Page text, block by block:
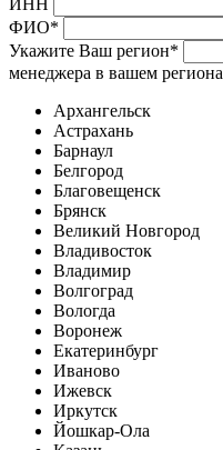
ФИО*
Укажите Ваш регион*
менеджера в вашем региона
Архангельск
Астрахань
Барнаул
Белгород
Благовещенск
Брянск
Великий Новгород
Владивосток
Владимир
Волгоград
Вологда
Воронеж
Екатеринбург
Иваново
Ижевск
Иркутск
Йошкар-Ола